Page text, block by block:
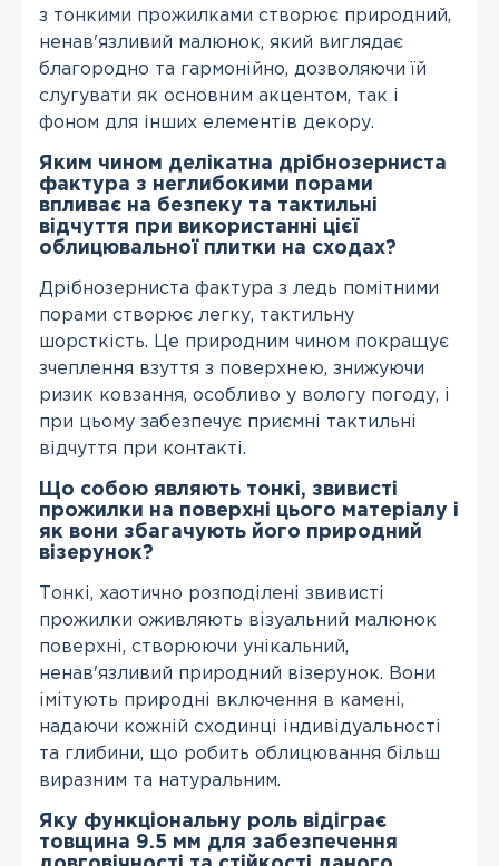
з тонкими прожилками створює природний,
ненав'язливий малюнок, який виглядає
благородно та гармонійно, дозволяючи їй
слугувати як основним акцентом, так і
фоном для інших елементів декору.
Яким чином делікатна дрібнозерниста
фактура з неглибокими порами
впливає на безпеку та тактильні
відчуття при використанні цієї
облицювальної плитки на сходах?
Дрібнозерниста фактура з ледь помітними
порами створює легку, тактильну
шорсткість. Це природним чином покращує
зчеплення взуття з поверхнею, знижуючи
ризик ковзання, особливо у вологу погоду, і
при цьому забезпечує приємні тактильні
відчуття при контакті.
Що собою являють тонкі, звивисті
прожилки на поверхні цього матеріалу і
як вони збагачують його природний
візерунок?
Тонкі, хаотично розподілені звивисті
прожилки оживляють візуальний малюнок
поверхні, створюючи унікальний,
ненав'язливий природний візерунок. Вони
імітують природні включення в камені,
надаючи кожній сходинці індивідуальності
та глибини, що робить облицювання більш
виразним та натуральним.
Яку функціональну роль відіграє
товщина 9.5 мм для забезпечення